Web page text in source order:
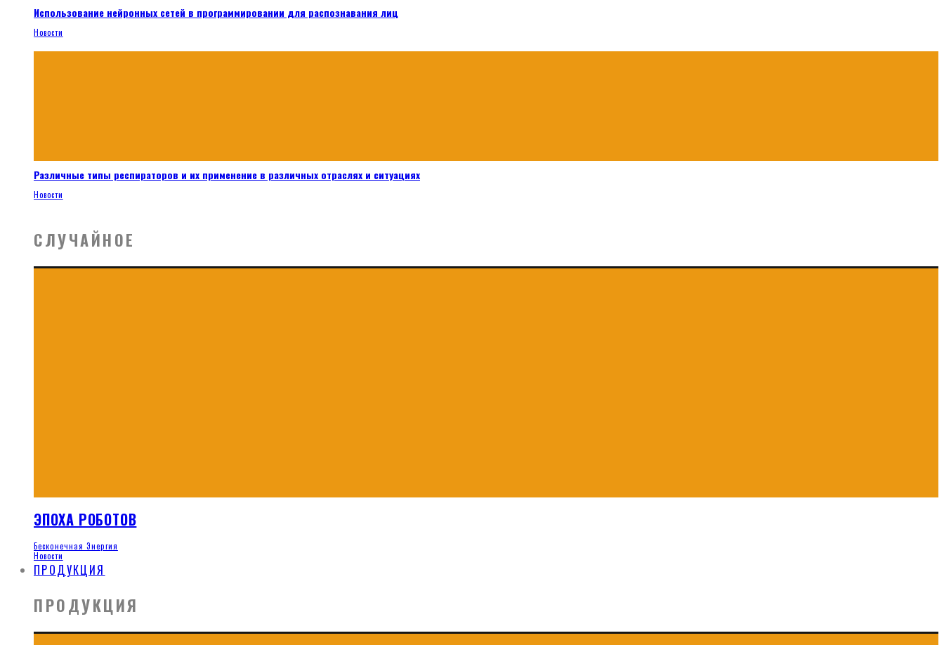
Использование нейронных сетей в программировании для распознавания лиц
Новости
Различные типы респираторов и их применение в различных отраслях и ситуациях
Новости
СЛУЧАЙНОЕ
ЭПОХА РОБОТОВ
Бесконечная Энергия
Новости
ПРОДУКЦИЯ
ПРОДУКЦИЯ